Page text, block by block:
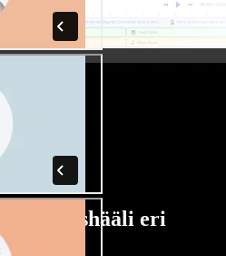
ja naishääli eri